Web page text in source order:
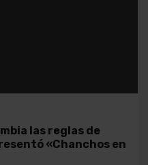
las reglas de
«Chanchos en